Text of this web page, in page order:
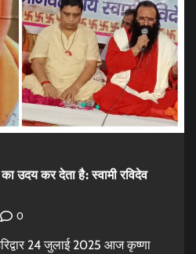
उदय कर देता है: स्वामी रविदेव
0
24 जुलाई 2025 आज कृष्णा